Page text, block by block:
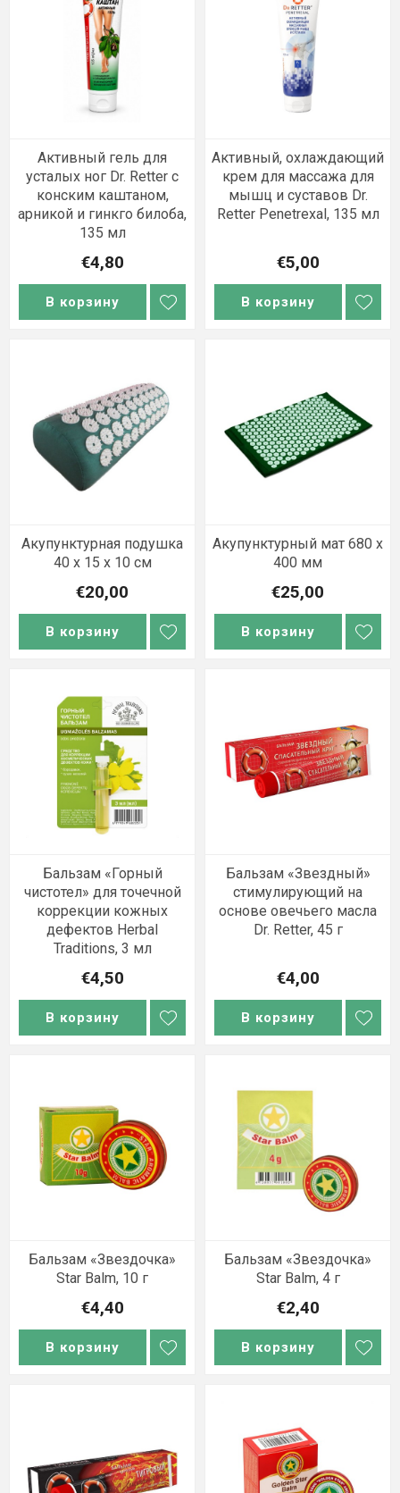
Активный гель для
усталых ног Dr. Retter с
конским каштаном,
арникой и гинкго билоба,
135 мл
€4,80
В корзину
Активный, охлаждающий
крем для массажа для
мышц и суставов Dr.
Retter Penetrexal, 135 мл
€5,00
В корзину
Акупунктурная подушка
40 x 15 x 10 см
€20,00
В корзину
Акупунктурный мат 680 х
400 мм
€25,00
В корзину
Бальзам «Горный
чистотел» для точечной
коррекции кожных
дефектов Herbal
Traditions, 3 мл
€4,50
В корзину
Бальзам «Звездный»
стимулирующий на
основе овечьего масла
Dr. Retter, 45 г
€4,00
В корзину
Бальзам «Звездочка»
Star Balm, 10 г
€4,40
В корзину
Бальзам «Звездочка»
Star Balm, 4 г
€2,40
В корзину